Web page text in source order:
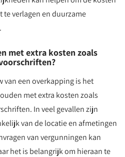
verlagen en duurzame
met extra kosten zoals
van een overkapping is het
met extra kosten zoals
In veel gevallen zijn
van de locatie en afmetingen
van vergunningen kan
het is belangrijk om hieraan te